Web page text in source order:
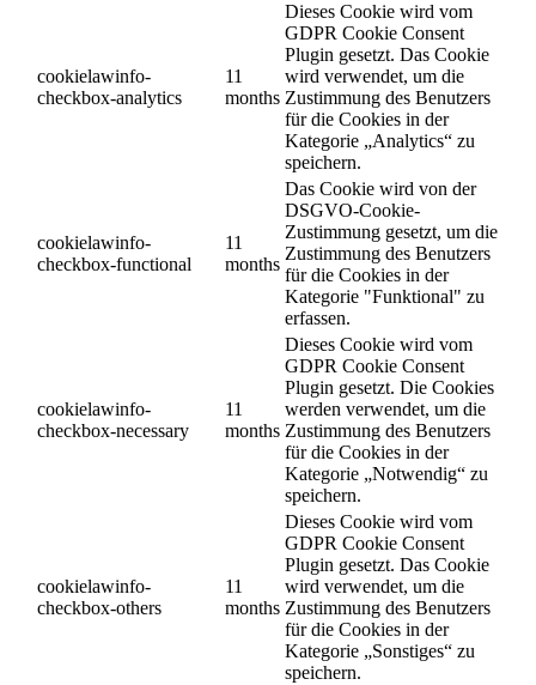
cookielawinfo-
checkbox-analytics
11
months
Dieses Cookie wird vom
GDPR Cookie Consent
Plugin gesetzt. Das Cookie
wird verwendet, um die
Zustimmung des Benutzers
für die Cookies in der
Kategorie „Analytics“ zu
speichern.
cookielawinfo-
checkbox-functional
11
months
Das Cookie wird von der
DSGVO-Cookie-
Zustimmung gesetzt, um die
Zustimmung des Benutzers
für die Cookies in der
Kategorie "Funktional" zu
erfassen.
cookielawinfo-
checkbox-necessary
11
months
Dieses Cookie wird vom
GDPR Cookie Consent
Plugin gesetzt. Die Cookies
werden verwendet, um die
Zustimmung des Benutzers
für die Cookies in der
Kategorie „Notwendig“ zu
speichern.
cookielawinfo-
checkbox-others
11
months
Dieses Cookie wird vom
GDPR Cookie Consent
Plugin gesetzt. Das Cookie
wird verwendet, um die
Zustimmung des Benutzers
für die Cookies in der
Kategorie „Sonstiges“ zu
speichern.